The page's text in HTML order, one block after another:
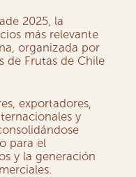
2025, la
más relevante
organizada por
de Frutas de Chile
exportadores,
y
para el
y la generación